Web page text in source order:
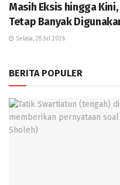
Masih Eksis hingga
Tetap Banyak
Selasa, 28 Jul 2026
BERITA POPULER